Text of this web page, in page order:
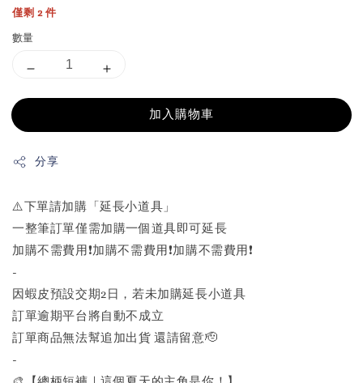
僅剩 2 件
數量
加入購物車
分享
⚠️下單請加購「延長小道具」
一整筆訂單僅需加購一個道具即可延長
加購不需費用❗️加購不需費用❗️加購不需費用❗️
-
因蝦皮預設交期2日，若未加購延長小道具
訂單逾期平台將自動不成立
訂單商品無法幫追加出貨 還請留意🫡
-